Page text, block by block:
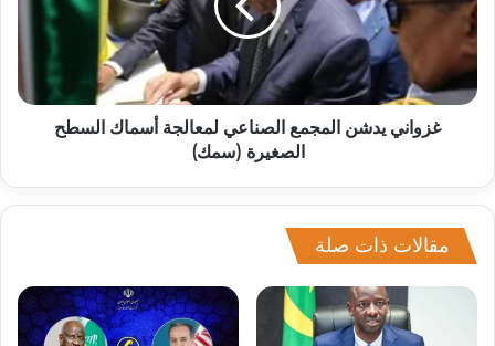
غزواني يدشن المجمع الصناعي لمعالجة أسماك السطح
الصغيرة (سمك)
مقالات ذات صلة